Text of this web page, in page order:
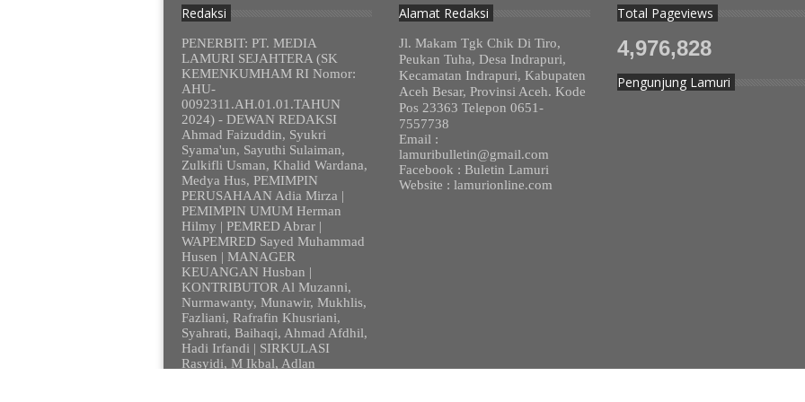
Redaksi
PENERBIT: PT. MEDIA
LAMURI SEJAHTERA (SK
KEMENKUMHAM RI Nomor:
AHU-
0092311.AH.01.01.TAHUN
2024) - DEWAN REDAKSI
Ahmad Faizuddin, Syukri
Syama'un, Sayuthi Sulaiman,
Zulkifli Usman, Khalid Wardana,
Medya Hus, PEMIMPIN
PERUSAHAAN Adia Mirza |
PEMIMPIN UMUM Herman
Hilmy | PEMRED Abrar |
WAPEMRED Sayed Muhammad
Husen | MANAGER
KEUANGAN Husban |
KONTRIBUTOR Al Muzanni,
Nurmawanty, Munawir, Mukhlis,
Fazliani, Rafrafin Khusriani,
Syahrati, Baihaqi, Ahmad Afdhil,
Hadi Irfandi | SIRKULASI
Rasyidi, M Ikbal, Adlan
Alamat Redaksi
Jl. Makam Tgk Chik Di Tiro,
Peukan Tuha, Desa Indrapuri,
Kecamatan Indrapuri, Kabupaten
Aceh Besar, Provinsi Aceh. Kode
Pos 23363 Telepon 0651-
7557738
Email :
lamuribulletin@gmail.com
Facebook : Buletin Lamuri
Website : lamurionline.com
Total Pageviews
4,976,828
Pengunjung Lamuri